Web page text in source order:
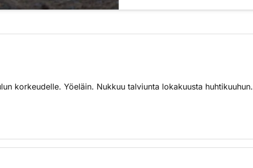
korkeudelle. Yöeläin. Nukkuu talviunta lokakuusta huhtikuuhun.